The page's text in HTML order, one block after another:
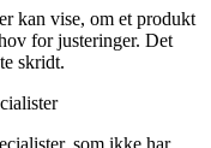
kan vise, om et produkt
for justeringer. Det
skridt.